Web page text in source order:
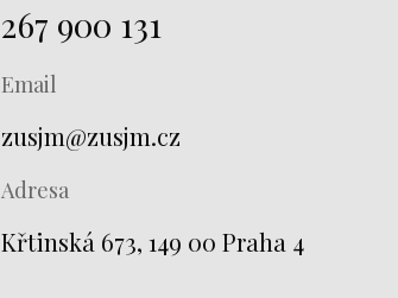
267 900 131
Email
zusjm@zusjm.cz
Adresa
Křtinská 673, 149 00 Praha 4